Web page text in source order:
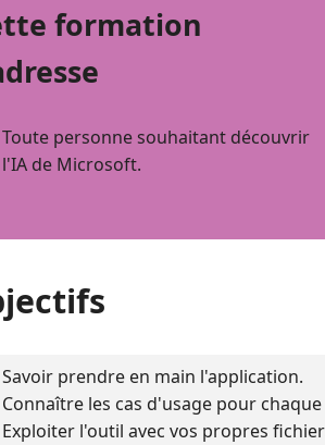
formation
Toute personne souhaitant découvrir
l'IA de Microsoft.
Savoir prendre en main l'application.
Connaître les cas d'usage pour
Exploiter l'outil avec vos propres